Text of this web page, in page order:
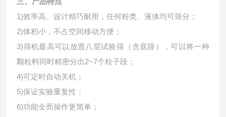
1)效率高、设计精巧耐用，任何粉类、液体均可筛分；
2)体积小，不占空间移动方便；
3)筛机最高可以放置八层试验筛（含底筛），可以将一种
颗粒料同时精密分出2~7个粒子段；
4)可定时自动关机；
5)保证实验重复性；
6)功能全而操作更简单；